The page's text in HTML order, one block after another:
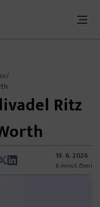
/
Ritz
19. 6. 2026
6 minut čtení